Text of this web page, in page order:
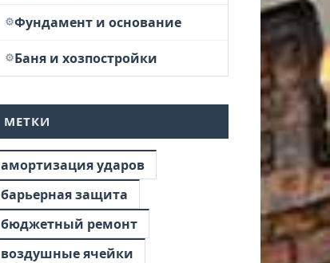
Фундамент и основание
Баня и хозпостройки
МЕТКИ
амортизация ударов
барьерная защита
бюджетный ремонт
воздушные ячейки